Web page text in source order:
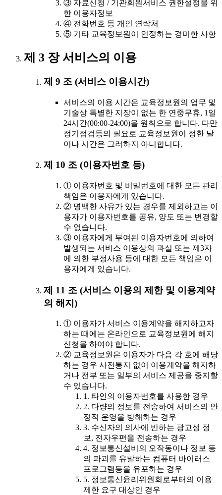
③ 자료신청 / 기관회원서비스 권한설정을 위
한 이용자정보
④ 전화번호 등 개인 연락처
⑤ 기타 교육정보원이 인정하는 경미한 사항
제 3 장 서비스의 이용
제 9 조 (서비스 이용시간)
서비스의 이용 시간은 교육정보원의 업무 및
기술상 특별한 지장이 없는 한 연중무휴, 1일
24시간(00:00-24:00)을 원칙으로 합니다. 다만
정기점검등의 필요로 교육정보원이 정한 날
이나 시간은 그러하지 아니합니다.
제 10 조 (이용자번호 등)
① 이용자번호 및 비밀번호에 대한 모든 관리
책임은 이용자에게 있습니다.
② 명백한 사유가 있는 경우를 제외하고는 이
용자가 이용자번호를 공유, 양도 또는 변경할
수 없습니다.
③ 이용자에게 부여된 이용자번호에 의하여
발생되는 서비스 이용상의 과실 또는 제3자
에 의한 부정사용 등에 대한 모든 책임은 이
용자에게 있습니다.
제 11 조 (서비스 이용의 제한 및 이용계약
의 해지)
① 이용자가 서비스 이용계약을 해지하고자
하는 때에는 온라인으로 교육정보원에 해지
신청을 하여야 합니다.
② 교육정보원은 이용자가 다음 각 호에 해당
하는 경우 사전통지 없이 이용계약을 해지하
거나 전부 또는 일부의 서비스 제공을 중지할
수 있습니다.
1. 타인의 이용자번호를 사용한 경우
2. 다량의 정보를 전송하여 서비스의 안
정적 운영을 방해하는 경우
3. 수신자의 의사에 반하는 광고성 정
보, 전자우편을 전송하는 경우
4. 정보통신설비의 오작동이나 정보 등
의 파괴를 유발하는 컴퓨터 바이러스
프로그램등을 유포하는 경우
5. 정보통신윤리위원회로부터의 이용
제한 요구 대상인 경우